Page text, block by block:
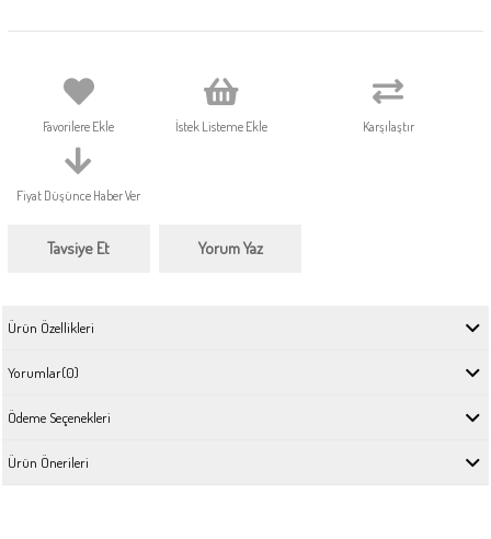
Favorilere Ekle İstek Listeme Ekle Karşılaştır
Fiyat Düşünce Haber Ver
Tavsiye Et Yorum Yaz
Ürün Özellikleri
Yorumlar(0)
Ödeme Seçenekleri
Ürün Önerileri